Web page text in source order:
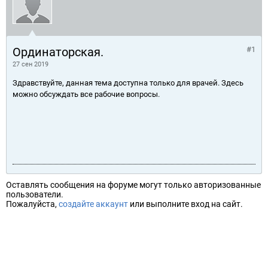
Ординаторская.
27 сен 2019
#1
Здравствуйте, данная тема доступна только для врачей. Здесь
можно обсуждать все рабочие вопросы.
Оставлять сообщения на форуме могут только авторизованные
пользователи.
Пожалуйста, создайте аккаунт или выполните вход на сайт.